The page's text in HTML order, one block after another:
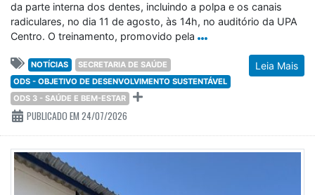
da parte interna dos dentes, incluindo a polpa e os canais
radiculares, no dia 11 de agosto, às 14h, no auditório da UPA
Centro. O treinamento, promovido pela
Leia Mais
NOTÍCIAS
SECRETARIA DE SAÚDE
ODS - OBJETIVO DE DESENVOLVIMENTO SUSTENTÁVEL
ODS 3 - SAÚDE E BEM-ESTAR
PUBLICADO EM 24/07/2026